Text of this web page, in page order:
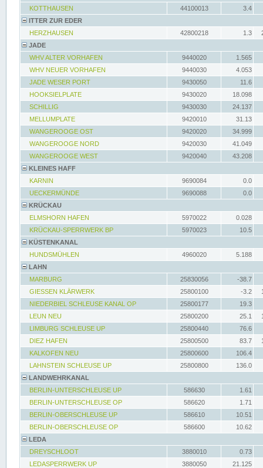
KOTTHAUSEN
44100013
3.4
ITTER ZUR EDER
HERZHAUSEN
42800218 1.3
JADE
WHV ALTER VORHAFEN
9440020
1.565
WHV NEUER VORHAFEN
9440030
4.053
JADE WESER PORT
9430050
11.6
HOOKSIELPLATE
9430020
18.098
SCHILLIG
9430030
24.137
MELLUMPLATE
9420010
31.13
WANGEROOGE OST
9420020
34.999
WANGEROOGE NORD
9420030
41.049
WANGEROOGE WEST
9420040
43.208
KLEINES HAFF
KARNIN
9690084
0.0
UECKERMÜNDE
9690088
0.0
KRÜCKAU
ELMSHORN HAFEN
5970022
0.028
KRÜCKAU-SPERRWERK BP
5970023
10.5
KÜSTENKANAL
HUNDSMÜHLEN
4960020
5.188
LAHN
MARBURG
25830056
-38.7
GIESSEN KLÄRWERK
25800100 -3.2
NIEDERBIEL SCHLEUSE KANAL OP
25800177
19.3
LEUN NEU
25800200 25.1
LIMBURG SCHLEUSE UP
25800440
76.6
DIEZ HAFEN
25800500 83.7
KALKOFEN NEU
25800600
106.4
LAHNSTEIN SCHLEUSE UP
25800800
136.0
LANDWEHRKANAL
BERLIN-UNTERSCHLEUSE UP
586630
1.61
BERLIN-UNTERSCHLEUSE OP
586620
1.71
BERLIN-OBERSCHLEUSE UP
586610
10.51
BERLIN-OBERSCHLEUSE OP
586600
10.62
LEDA
DREYSCHLOOT
3880010
0.73
LEDASPERRWERK UP
3880050
21.125